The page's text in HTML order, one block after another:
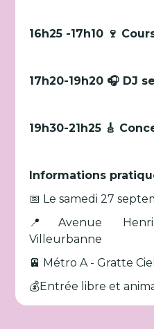
16h25 -17h10 🍷
17h20-19h20 🎧 DJ
19h30-21h25 🎸
Informations
📅 Le samedi 27
📍Avenue
Villeurbanne
🚈 Métro A - Gratte Ciel
💰Entrée libre et